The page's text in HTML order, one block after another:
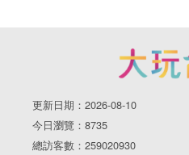
更新日期：2026-08-10
今日瀏覽：8735
總訪客數：259020930